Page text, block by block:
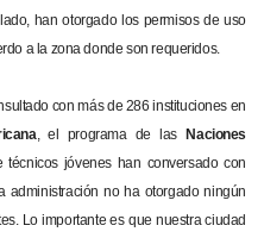
han otorgado los permisos de uso
a la zona donde son requeridos.
con más de 286 instituciones en
, el programa de las Naciones
técnicos jóvenes han conversado con
administración no ha otorgado ningún
Lo importante es que nuestra ciudad